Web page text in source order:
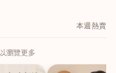
本週熱賣
瀏覽更多